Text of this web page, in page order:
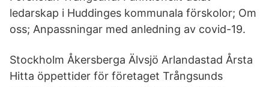
ledarskap i Huddinges kommunala förskolor; Om
oss; Anpassningar med anledning av covid-19.
Stockholm Åkersberga Älvsjö Arlandastad Årsta
Hitta öppettider för företaget Trångsunds